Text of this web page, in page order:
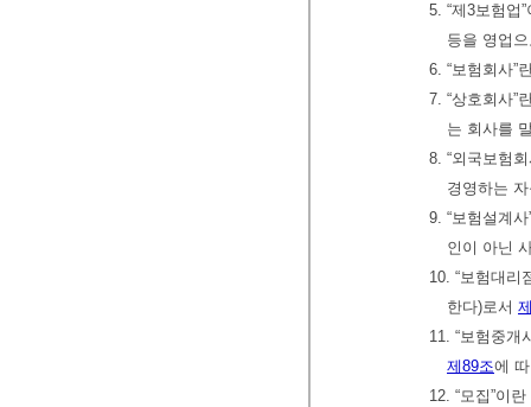
5. “제3보험업
등을 영업
6. “보험회사”
7. “상호회사”
는 회사를
8. “외국보험
경영하는
9. “보험설계
인이 아닌
10. “보험대리
한다)로서
11. “보험중개
제89조에
12. “모집”이